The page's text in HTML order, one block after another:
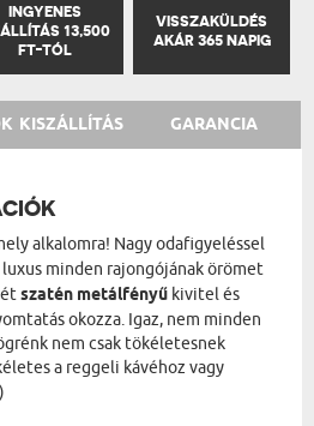
INGYENES
13,500
FT-TÓL
VISSZAKÜLDÉS
AKÁR 365 NAPIG
KISZÁLLÍTÁS GARANCIA
alkalomra! Nagy odafigyeléssel
luxus minden rajongójának örömet
szatén metálfényű kivitel és
okozza. Igaz, nem minden
nem csak tökéletesnek
a reggeli kávéhoz vagy